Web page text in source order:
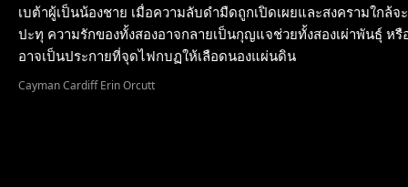
เบต้าผู้เป็นน้องชาย เมื่อความลับดำมืดถูกเปิดเผยและสงครามใกล้จะ
ปะทุ ความรักของทั้งสองอาจกลายเป็นกุญแจช่วยทั้งสองเผ่าพันธุ์ หรื
อาจเป็นประกายที่จุดไฟกบฏให้เลือดนองแผ่นดิน
Cayman Cardiff Erin Orcutt